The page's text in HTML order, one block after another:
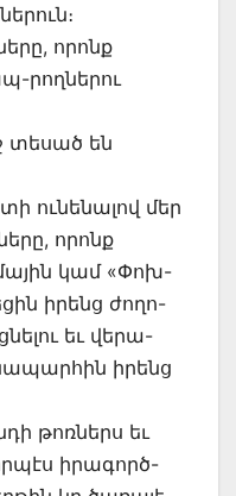
որոնք
րողներու
տեսած են
ունենալով մեր
որոնք
կամ «Փոխ-
իրենց ժողո-
եւ վերա-
իրենց
թոռներս եւ
իրագործ-